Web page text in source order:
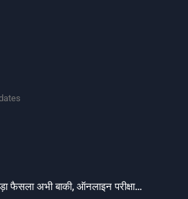
फैसला अभी बाकी, ऑनलाइन परीक्षा…